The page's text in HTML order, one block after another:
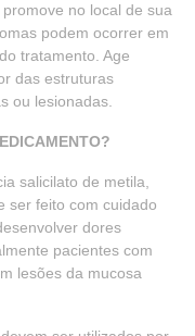
no local de sua
podem ocorrer em
tratamento. Age
das estruturas
ou lesionadas.
salicilato de metila,
ser feito com cuidado
dores
pacientes com
lesões da mucosa